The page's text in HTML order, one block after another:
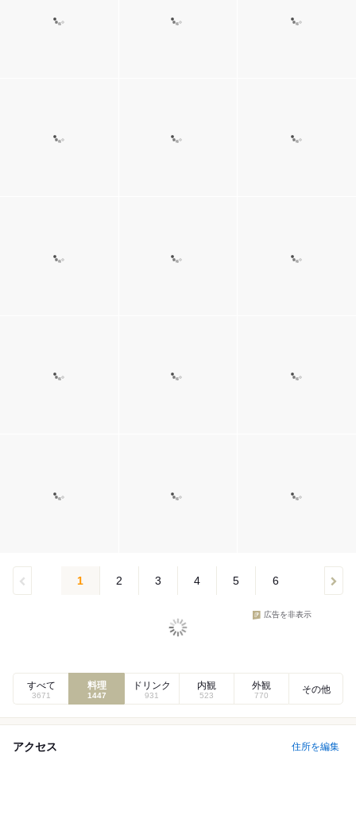
1 2 3 4 5 6
広告を非表示
すべて
3671
料理
1447
ドリンク
931
内観
523
外観
770
その他
アクセス 住所を編集